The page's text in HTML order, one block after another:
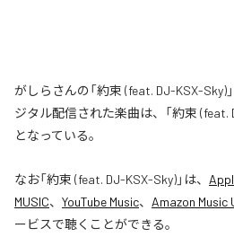
がしらさんの「約束 (feat. DJ-KSX-
ジタル配信された楽曲は、「約束 (feat.
となっている。
なお「約束 (feat. DJ-KSX-Sky)」は、
MUSIC、 YouTube Music、 Amazon Music
ービスで聴くことができる。